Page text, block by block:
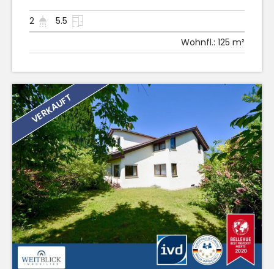
2
5.5
Wohnfl.: 125 m²
VERKAUFT